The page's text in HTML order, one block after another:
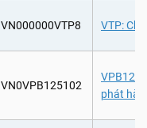
VN000000VTP8 VTP:
VN0VPB125102
phát